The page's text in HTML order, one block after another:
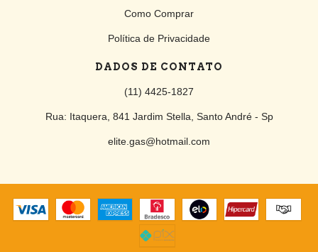
Como Comprar
Política de Privacidade
DADOS DE CONTATO
(11) 4425-1827
Rua: Itaquera, 841 Jardim Stella, Santo André - Sp
elite.gas@hotmail.com